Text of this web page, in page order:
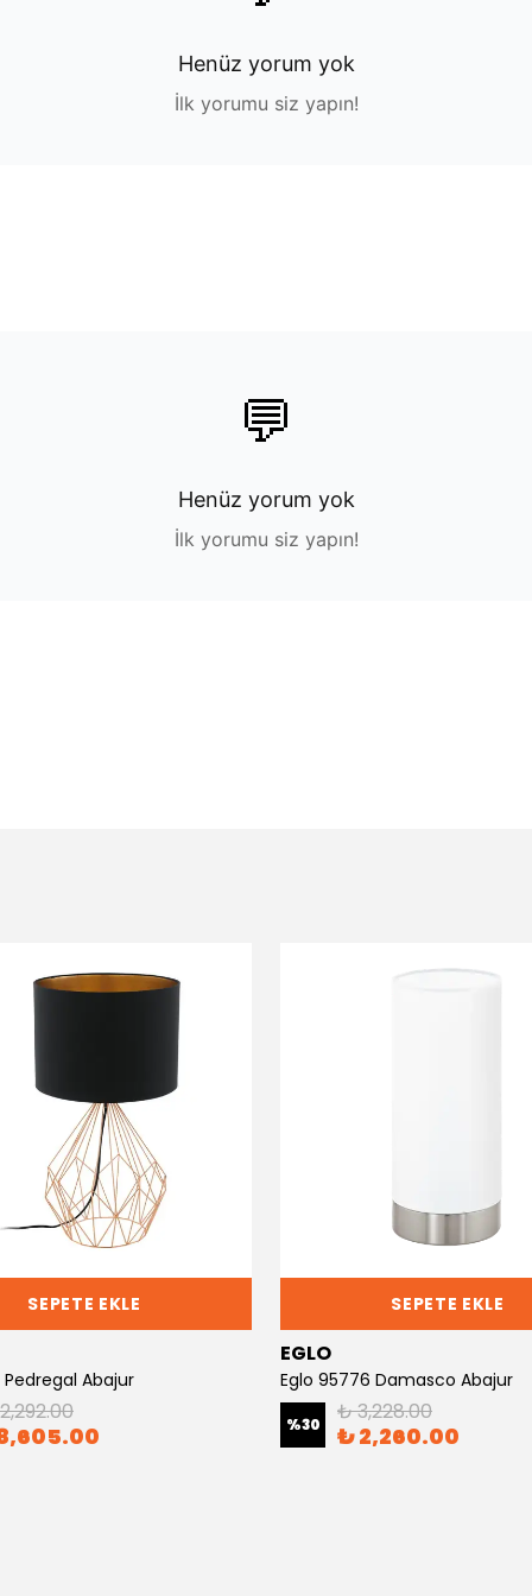
Henüz yorum yok
İlk yorumu siz yapın!
💬
Henüz yorum yok
İlk yorumu siz yapın!
SEPETE EKLE
Pedregal Abajur
SEPETE EKLE
EGLO
Eglo 95776 Damasco Abajur
%30 ₺ 3,228.00
₺ 2,260.00